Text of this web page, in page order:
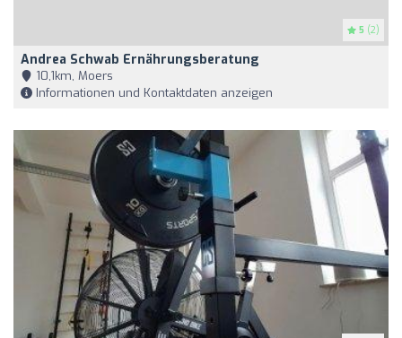
5 (2)
Andrea Schwab Ernährungsberatung
10,1km, Moers
Informationen und Kontaktdaten anzeigen